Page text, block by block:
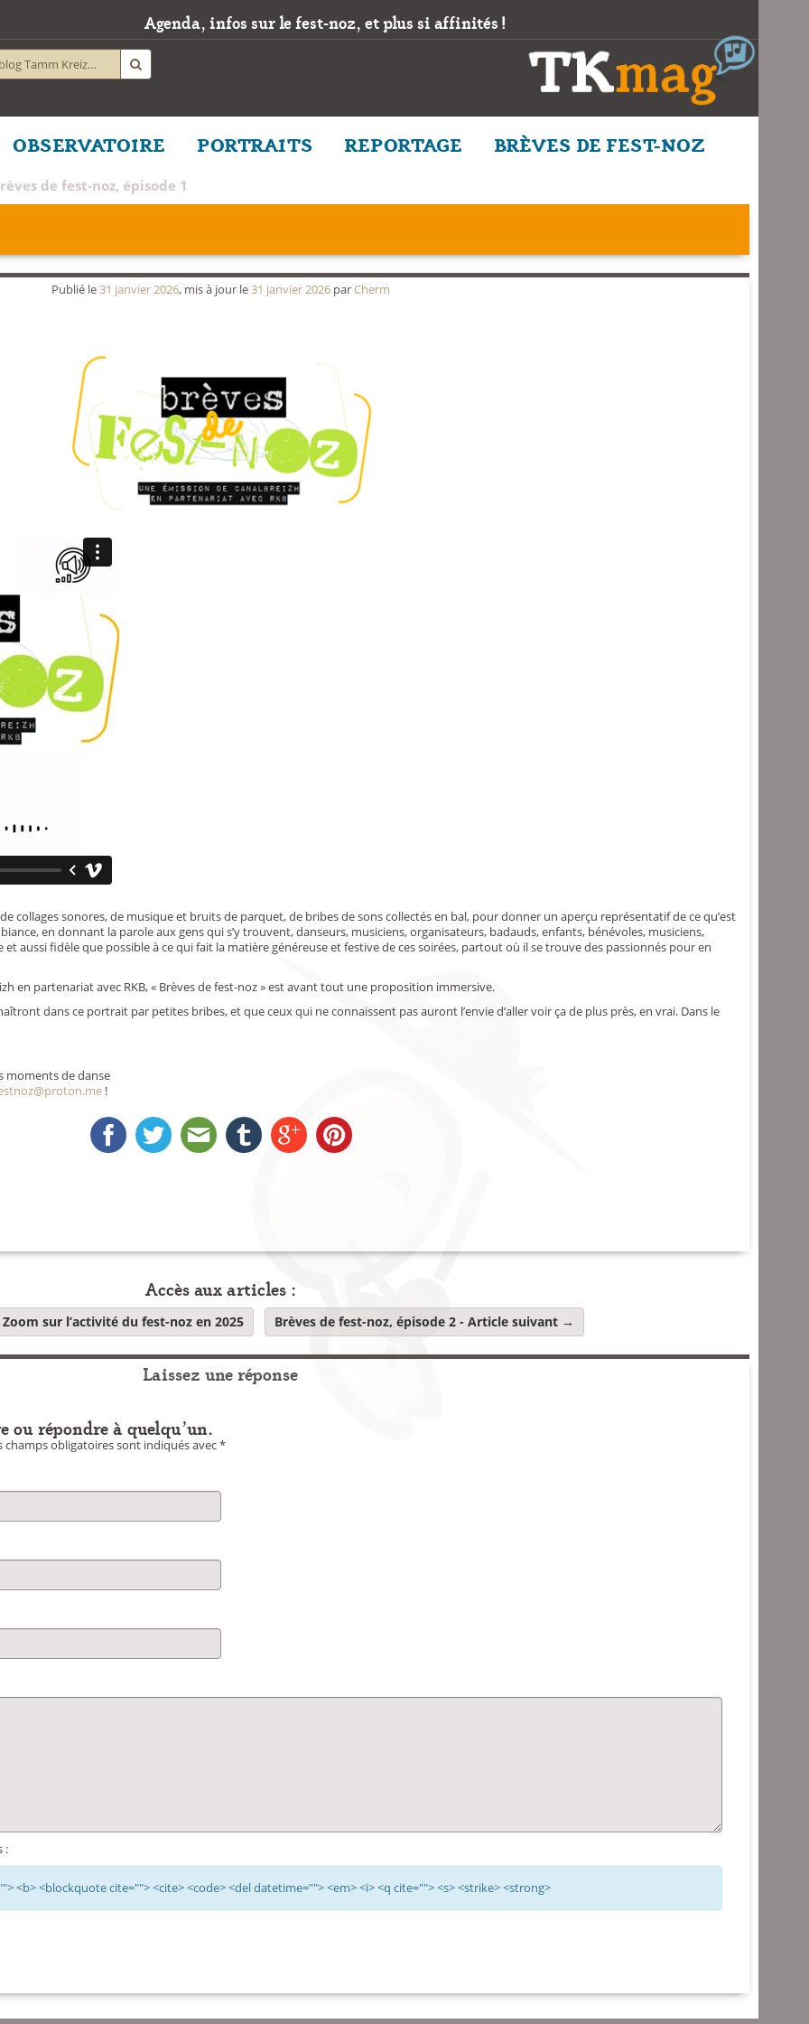
Agenda, infos sur le fest-noz, et plus si affinités !
OBSERVATOIRE PORTRAITS REPORTAGE BRÈVES DE FEST-NOZ
de fest-noz, épisode 1
Publié le31 janvier 2026, mis à jour le31 janvier 2026 par Cherm
collages sonores, de musique et bruits de parquet, de bribes de sons collectés en bal, pour donner un aperçu représentatif de ce qu’est
en donnant la parole aux gens qui s’y trouvent, danseurs, musiciens, organisateurs, badauds, enfants, bénévoles, musiciens,
aussi fidèle que possible à ce qui fait la matière généreuse et festive de ces soirées, partout où il se trouve des passionnés pour en
en partenariat avec RKB, « Brèves de fest-noz » est avant tout une proposition immersive.
dans ce portrait par petites bribes, et que ceux qui ne connaissent pas auront l’envie d’aller voir ça de plus près, en vrai. Dans le
moments de danse
!
Accès aux articles :
Zoom sur l’activité du fest-noz en 2025 Brèves de fest-noz, épisode 2 - Article suivant →
Laissez une réponse
ou répondre à quelqu'un.
champs obligatoires sont indiqués avec*
:
<b> <blockquote cite=""> <cite> <code> <del datetime=""> <em> <i> <q cite=""> <s> <strike> <strong>